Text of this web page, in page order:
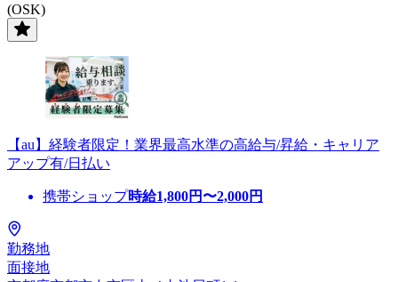
(OSK)
【au】経験者限定！業界最高水準の高給与/昇給・キャリア
アップ有/日払い
携帯ショップ時給1,800円〜2,000円
勤務地
面接地